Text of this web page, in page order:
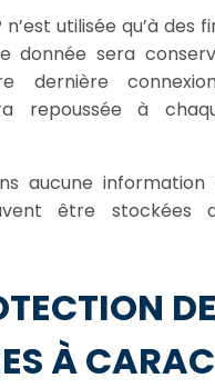
utilisée qu’à des
donnée sera
dernière
repoussée à
aucune information
être stockées
À